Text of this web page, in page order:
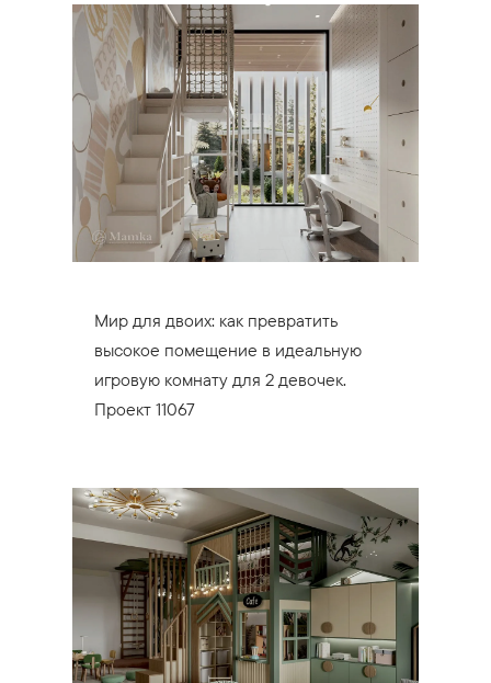
Мир для двоих: как превратить
высокое помещение в идеальную
игровую комнату для 2 девочек.
Проект 11067